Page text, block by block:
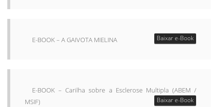
E-BOOK – A GAIVOTA MIELINA Baixar e-Book
E-BOOK – Carilha sobre a Esclerose Multipla (ABEM /
MSIF)
Baixar e-Book